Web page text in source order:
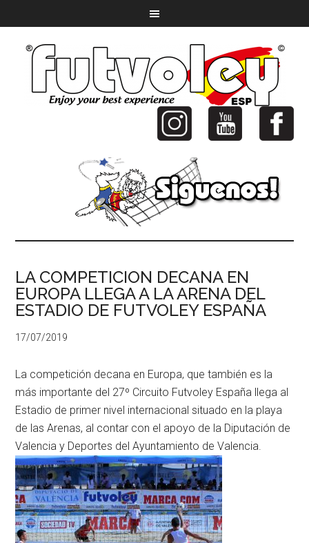
LA COMPETICION DECANA EN
EUROPA LLEGA A LA ARENA DEL
ESTADIO DE FUTVOLEY ESPAÑA
17/07/2019
La competición decana en Europa, que también es la
más importante del 27º Circuito Futvoley España llega al
Estadio de primer nivel internacional situado en la playa
de las Arenas, al contar con el apoyo de la Diputación de
Valencia y Deportes del Ayuntamiento de Valencia.